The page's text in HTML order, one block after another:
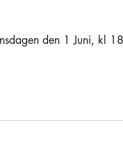
den 1 Juni, kl